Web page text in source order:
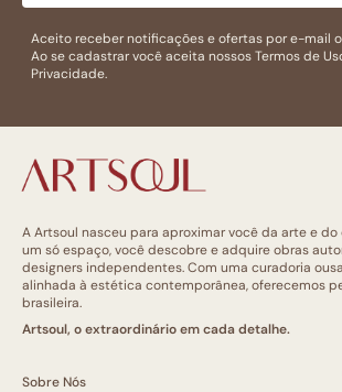
Aceito receber notificações e ofertas por e-mail
Ao se cadastrar você aceita nossosTermos de
Privacidade.
A Artsoul nasceu para aproximar você da arte e do
um só espaço, você descobre e adquire obras
designers independentes. Com uma curadoria
alinhada à estética contemporânea, oferecemos
brasileira.
Artsoul, o extraordinário em cada detalhe.
Sobre Nós